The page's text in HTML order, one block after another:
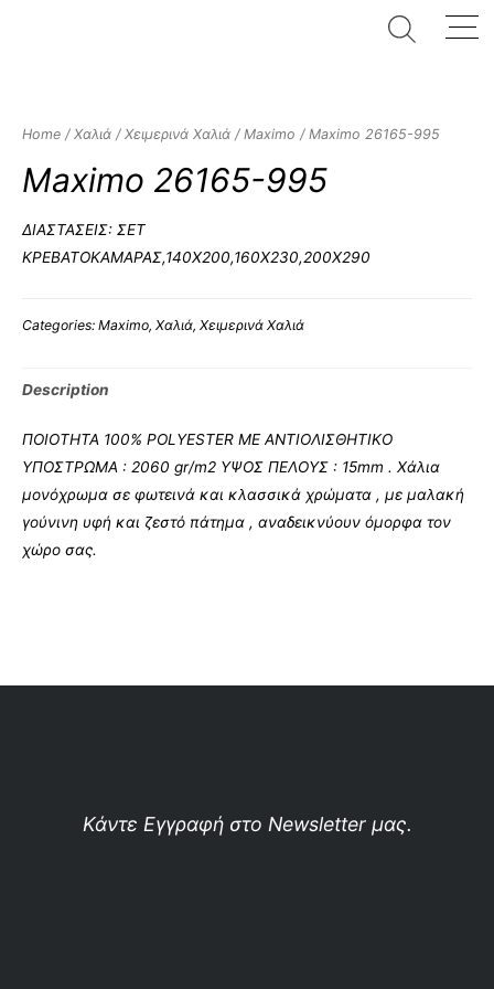
Home / Χαλιά / Χειμερινά Χαλιά / Maximo / Maximo 26165-995
Maximo 26165-995
ΔΙΑΣΤΑΣΕΙΣ: ΣΕΤ
ΚΡΕΒΑΤΟΚΑΜΑΡΑΣ,140Χ200,160Χ230,200Χ290
Categories: Maximo, Χαλιά, Χειμερινά Χαλιά
Description
ΠΟΙΟΤΗΤΑ 100% POLYESTER ΜΕ ΑΝΤΙΟΛΙΣΘΗΤΙΚΟ
ΥΠΟΣΤΡΩΜΑ : 2060 gr/m2 ΥΨΟΣ ΠΕΛΟΥΣ : 15mm . Χάλια
μονόχρωμα σε φωτεινά και κλασσικά χρώματα , με μαλακή
γούνινη υφή και ζεστό πάτημα , αναδεικνύουν όμορφα τον
χώρο σας.
Κάντε Εγγραφή στο Newsletter μας.